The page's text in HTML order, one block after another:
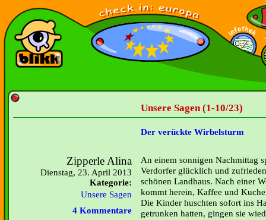
Unsere Sagen (1-10/23)
Der verückte Wirbelsturm
Zipperle Alina
Dienstag, 23. April 2013
Kategorie:
Unsere Sagen
4 Kommentare
An einem sonnigen Nachmittag
Verdorfer glücklich und
schönen Landhaus. Nach einer
kommt herein, Kaffee und
Die Kinder huschten sofort ins
getrunken hatten, gingen sie